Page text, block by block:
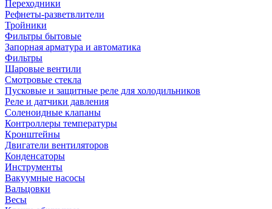
Переходники
Рефнеты-разветвлители
Тройники
Фильтры бытовые
Запорная арматура и автоматика
Фильтры
Шаровые вентили
Смотровые стекла
Пусковые и защитные реле для холодильников
Реле и датчики давления
Соленоидные клапаны
Контроллеры температуры
Кронштейны
Двигатели вентиляторов
Конденсаторы
Инструменты
Вакуумные насосы
Вальцовки
Весы